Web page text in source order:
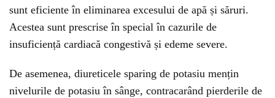
sunt eficiente în eliminarea excesului de apă și săruri.
Acestea sunt prescrise în special în cazurile de
insuficiență cardiacă congestivă și edeme severe.
De asemenea, diureticele sparing de potasiu mențin
nivelurile de potasiu în sânge, contracarând pierderile de